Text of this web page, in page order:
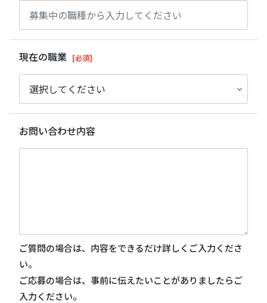
現在の職業 [必須]
お問い合わせ内容
ご質問の場合は、内容をできるだけ詳しくご入力くださ
い。
ご応募の場合は、事前に伝えたいことがありましたらご
入力ください。